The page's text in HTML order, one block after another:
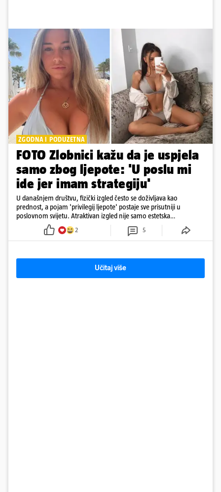
ZGODNA I PODUZETNA
FOTO Zlobnici kažu da je uspjela
samo zbog ljepote: 'U poslu mi
ide jer imam strategiju'
U današnjem društvu, fizički izgled često se doživljava kao
prednost, a pojam 'privilegij ljepote' postaje sve prisutniji u
poslovnom svijetu. Atraktivan izgled nije samo estetska
karakteristika
2 5
Učitaj više